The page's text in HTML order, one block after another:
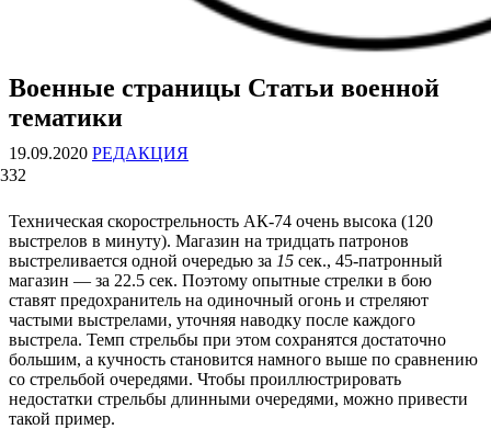
ВОЕННЫЕ СТРАНИЦЫ
СТАТЬИ ВОЕННОЙ ТЕМАТИКИ
Военные страницы Статьи военной
тематики
19.09.2020 РЕДАКЦИЯ
332
Техническая скорострельность АК-74 очень высока (120
выстрелов в минуту). Магазин на тридцать патронов
выстреливается одной очередью за 15 сек., 45-патронный
магазин — за 22.5 сек. Поэтому опытные стрелки в бою
ставят предохранитель на одиночный огонь и стреляют
частыми выстрелами, уточняя наводку после каждого
выстрела. Темп стрельбы при этом сохранятся достаточно
большим, а кучность становится намного выше по сравнению
со стрельбой очередями. Чтобы проиллюстрировать
недостатки стрельбы длинными очередями, можно привести
такой пример.